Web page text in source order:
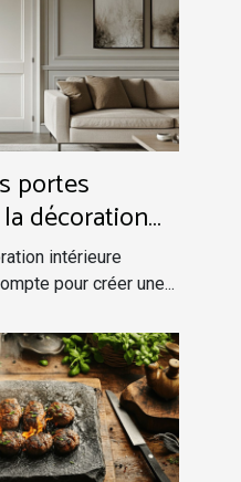
portes
décoration
intérieure
pour créer une...